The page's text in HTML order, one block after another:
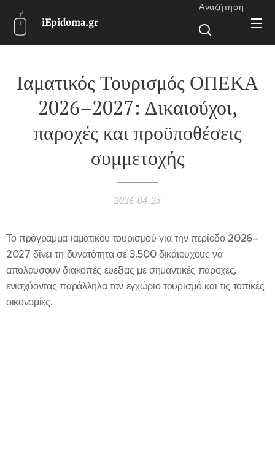
iEpidoma.gr
Αναζήτηση
Ιαματικός Τουρισμός ΟΠΕΚΑ
2026–2027: Δικαιούχοι,
παροχές και προϋποθέσεις
συμμετοχής
2026-04-25
Το πρόγραμμα ιαματικού τουρισμού για την περίοδο 2026–
2027 δίνει τη δυνατότητα σε 3.500 δικαιούχους να
απολαύσουν διακοπές ευεξίας με σημαντικές παροχές,
ενισχύοντας παράλληλα τον εγχώριο τουρισμό και τις τοπικές
οικονομίες.